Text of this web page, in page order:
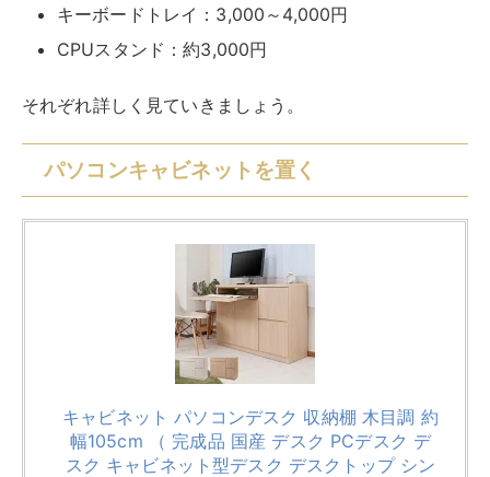
キーボードトレイ：3,000～4,000円
CPUスタンド：約3,000円
それぞれ詳しく見ていきましょう。
パソコンキャビネットを置く
キャビネット パソコンデスク 収納棚 木目調 約
幅105cm （ 完成品 国産 デスク PCデスク デ
スク キャビネット型デスク デスクトップ シン